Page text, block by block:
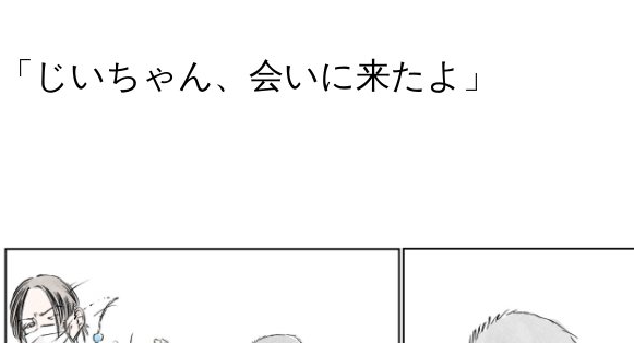
「じいちゃん、会いに来たよ」